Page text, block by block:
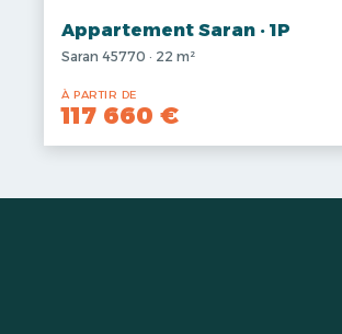
Appartement Saran · 1P
Saran 45770 · 22 m²
À PARTIR DE
117 660 €